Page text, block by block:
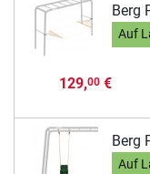
Berg
Auf
129,00€
Berg
Auf